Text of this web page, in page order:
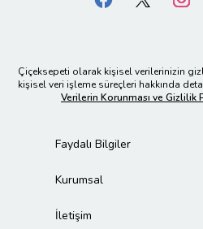
Çiçeksepeti olarak kişisel verilerinizin
kişisel veri işleme süreçleri hakkında
Verilerin Korunması ve Gizlilik
Faydalı Bilgiler
Kurumsal
İletişim